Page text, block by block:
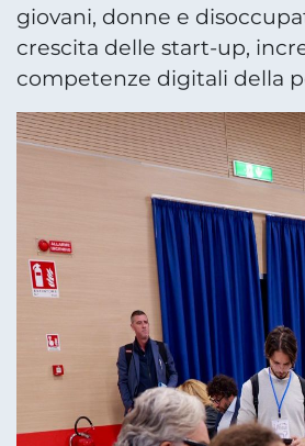
giovani, donne e
crescita delle start-up,
competenze digitali della